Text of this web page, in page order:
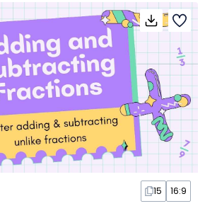
15 16:9